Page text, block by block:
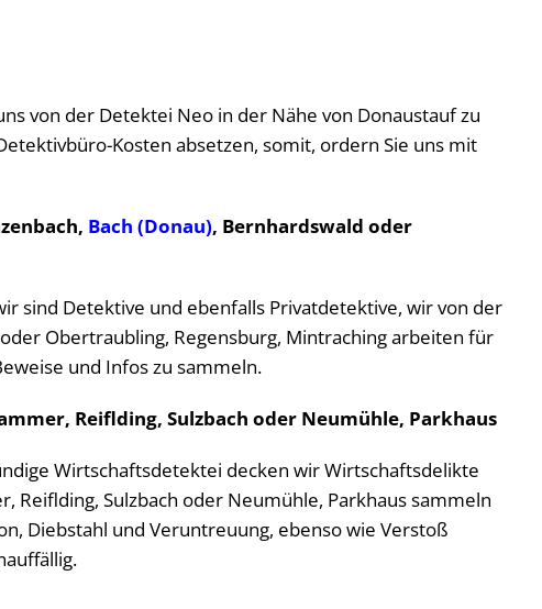
von der Detektei Neo in der Nähe von Donaustauf zu
Kosten absetzen, somit, ordern Sie uns mit
Bach (Donau), Bernhardswald oder
sind Detektive und ebenfalls Privatdetektive, wir von der
Obertraubling, Regensburg, Mintraching arbeiten für
und Infos zu sammeln.
Reiflding, Sulzbach oder Neumühle, Parkhaus
Wirtschaftsdetektei decken wir Wirtschaftsdelikte
Sulzbach oder Neumühle, Parkhaus sammeln
Diebstahl und Veruntreuung, ebenso wie Verstoß